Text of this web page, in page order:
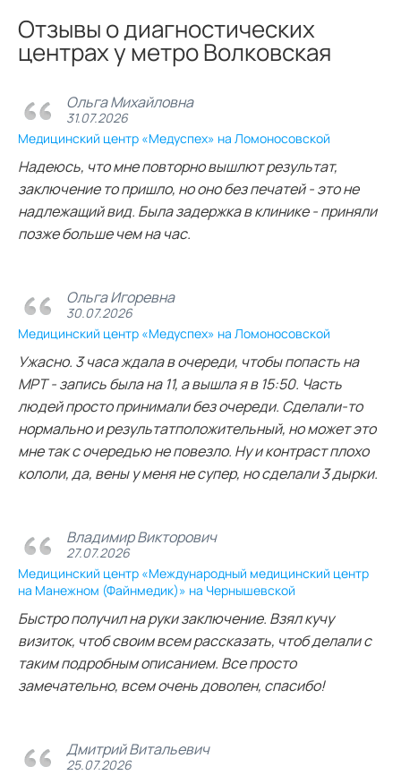
Отзывы о диагностических
центрах у метро Волковская
Ольга Михайловна
31.07.2026
Медицинский центр «Медуспех» на Ломоносовской
Надеюсь, что мне повторно вышлют результат,
заключение то пришло, но оно без печатей - это не
надлежащий вид. Была задержка в клинике - приняли
позже больше чем на час.
Ольга Игоревна
30.07.2026
Медицинский центр «Медуспех» на Ломоносовской
Ужасно. 3 часа ждала в очереди, чтобы попасть на
МРТ - запись была на 11, а вышла я в 15:50. Часть
людей просто принимали без очереди. Сделали-то
нормально и результатположительный, но может это
мне так с очередью не повезло. Ну и контраст плохо
кололи, да, вены у меня не супер, но сделали 3 дырки.
Владимир Викторович
27.07.2026
Медицинский центр «Международный медицинский центр
на Манежном (Файнмедик)» на Чернышевской
Быстро получил на руки заключение. Взял кучу
визиток, чтоб своим всем рассказать, чтоб делали с
таким подробным описанием. Все просто
замечательно, всем очень доволен, спасибо!
Дмитрий Витальевич
25.07.2026